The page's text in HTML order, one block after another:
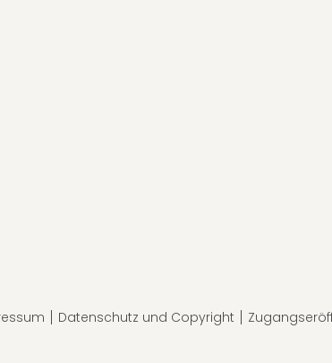
Datenschutz und Copyright